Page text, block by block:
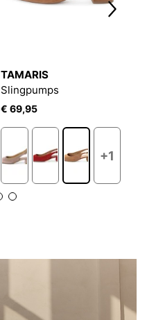
TAMARIS
Slingpumps
€ 69,95
+1